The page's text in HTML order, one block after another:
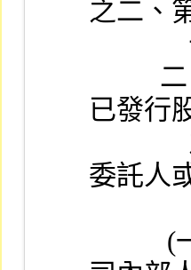
之二、
已發行
委託人